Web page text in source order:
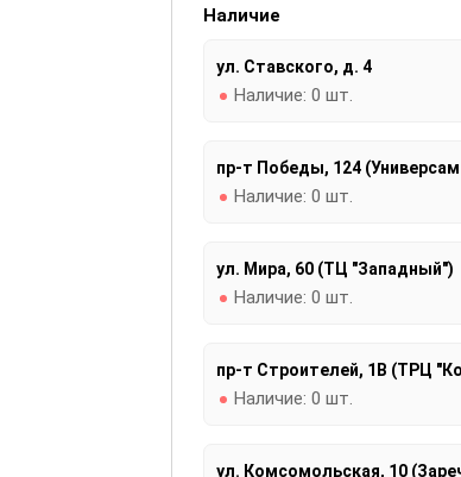
Наличие
ул. Ставского, д. 4
Наличие: 0 шт.
пр-т Победы, 124 (Универсам
Наличие: 0 шт.
ул. Мира, 60 (ТЦ "Западный")
Наличие: 0 шт.
пр-т Строителей, 1В (ТРЦ
Наличие: 0 шт.
ул. Комсомольская, 10